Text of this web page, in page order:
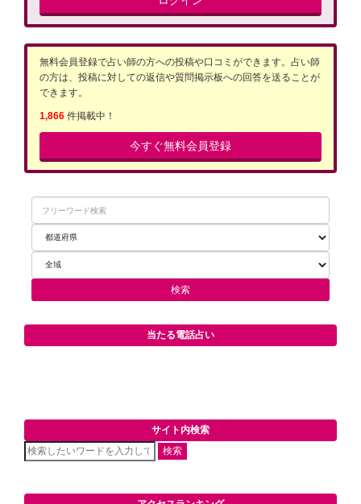
無料会員登録で占い師の方への投稿や口コミができます。占い師
の方は、投稿に対しての返信や質問掲示板への回答を送ることが
できます。
1,866 件掲載中！
今すぐ無料会員登録
当たる電話占い
サイト内検索
検索